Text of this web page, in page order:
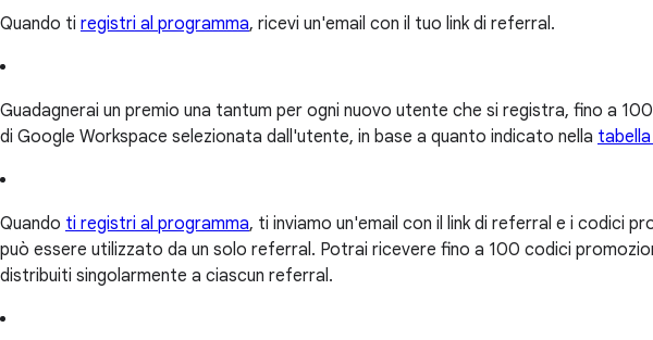
Quando ti registri al programma, ricevi un'email con il tuo link di referral.
Guadagnerai un premio una tantum per ogni nuovo utente che si registra, fino a
di Google Workspace selezionata dall'utente, in base a quanto indicato nella
Quando ti registri al programma, ti inviamo un'email con il link di referral e i codici
può essere utilizzato da un solo referral. Potrai ricevere fino a 100 codici
distribuiti singolarmente a ciascun referral.